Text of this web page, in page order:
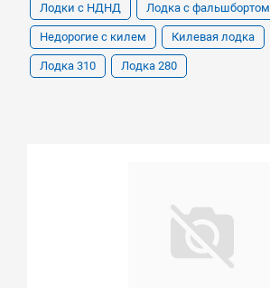
Лодки с НДНД Лодка с фальшбортом
Недорогие с килем Килевая лодка
Лодка 310 Лодка 280